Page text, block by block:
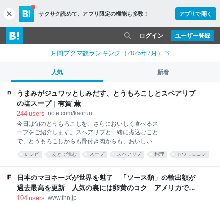
c
l
o
s
サクサク読めて、 アプリ限定の機能も多数！ アプリで開く
ユーザー登録
ログイン
月間ブクマ数ランキング（2026年7月）
人気 新着
うまみがジュワッとしみだす、とうもろこしとスペアリブ
の塩スープ｜有賀 薫
244 users note.com/kaorun
今日は旬のとうもろこしを、さらにおいしく食べるス
ープをご紹介します。スペアリブと一緒に煮込むこと
で、とうもろこしからも骨付き肉からも、おいしい出
汁がとれるのです。作り方は「切って、煮込むだけ」
と、極めてシンプル。ぜひお試しください！ この記事
におまかせ！滋味あふれる夏のスープをご紹介しまし
ょう。ぶつ切りにしたとうもろこしと骨付き豚肉・ス
ペアリブを、塩味で煮込むだけの超シンプルなレシ
レシピ あとで読む スープ スペアリブ 料理 トウモロコシ
日本のマヨネーズが世界を魅了 「ソース類」の輸出額が
過去最高を更新 人気の裏には卵黄のコク アメリカで
は“日本風”が誕生｜FNNプライムオンライン
104 users www.fnn.jp